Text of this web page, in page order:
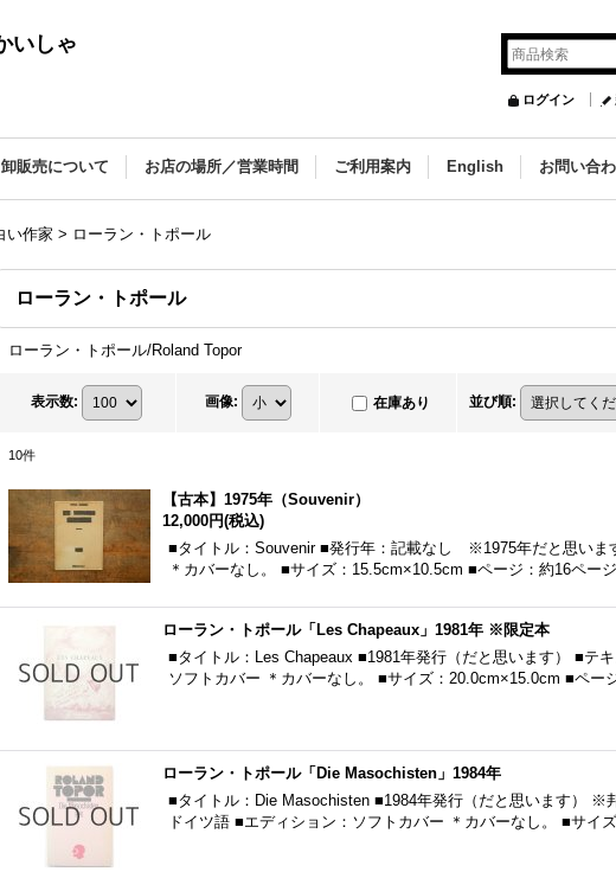
いしゃ
ログイン
卸販売について お店の場所／営業時間 ご利用案内 English お問い合
い作家 > ローラン・トポール
ローラン・トポール
ローラン・トポール/Roland Topor
表示数: 画像: 在庫あり 並び順:
10件
【古本】1975年（Souvenir）
12,000円(税込)
■タイトル：Souvenir ■発行年：記載なし ※1975年だと思いま
＊カバーなし。 ■サイズ：15.5cm×10.5cm ■ページ：約16ペー
ローラン・トポール「Les Chapeaux」1981年 ※限定本
■タイトル：Les Chapeaux ■1981年発行（だと思います） ■テ
ソフトカバー ＊カバーなし。 ■サイズ：20.0cm×15.0cm ■ペー
ローラン・トポール「Die Masochisten」1984年
■タイトル：Die Masochisten ■1984年発行（だと思います） ※
ドイツ語 ■エディション：ソフトカバー ＊カバーなし。 ■サイ